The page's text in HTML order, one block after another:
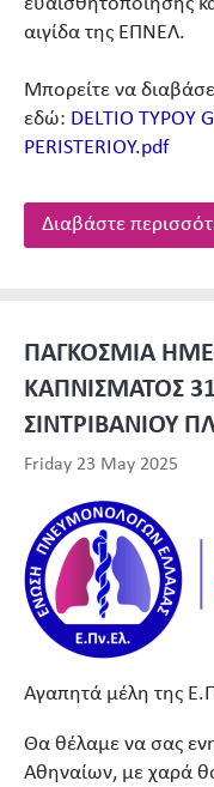
αιγίδα της ΕΠΝΕΛ.
Μπορείτε να
εδώ: DELTIO TYPOY
PERISTERIOY.pdf
Διαβάστε
ΠΑΓΚΟΣΜΙΑ
ΚΑΠΝΙΣΜΑΤΟΣ
ΣΙΝΤΡΙΒΑΝΙΟΥ
Friday 23 May 2025
Αγαπητά μέλη της
Θα θέλαμε να σας
Αθηναίων, με χαρά